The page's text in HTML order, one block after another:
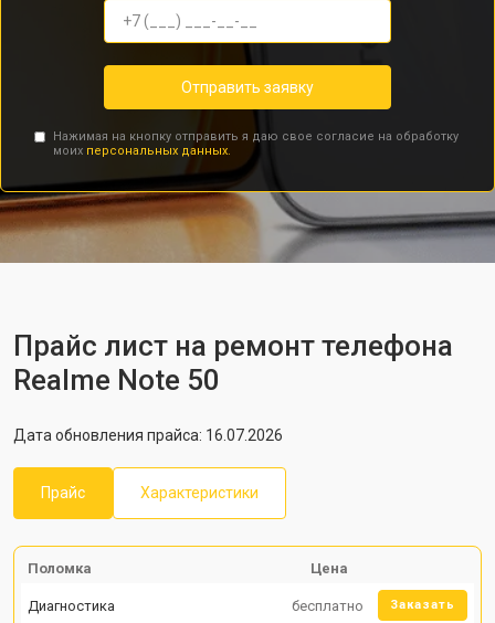
Отправить заявку
Нажимая на кнопку отправить я даю свое согласие на обработку
моих персональных данных.
Прайс лист на ремонт телефона
Realme Note 50
Дата обновления прайса: 16.07.2026
Прайс Характеристики
Поломка Цена
Диагностика бесплатно Заказать